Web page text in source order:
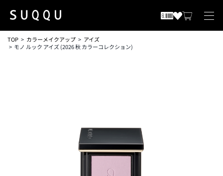
TOP カラーメイクアップ
アイズ
モノ ルック アイズ (2026 秋 カラーコレクション)